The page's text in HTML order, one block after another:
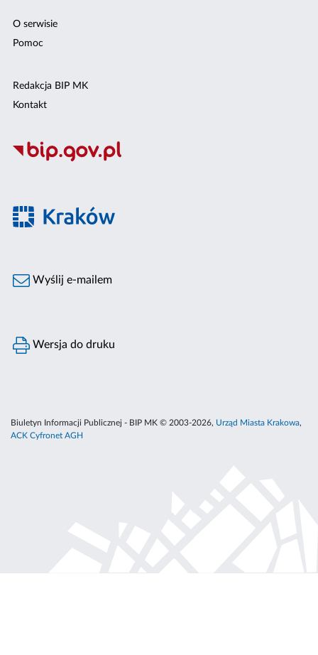
O serwisie
Pomoc
Redakcja BIP MK
Kontakt
Wyślij e-mailem
Wersja do druku
Biuletyn Informacji Publicznej - BIP MK © 2003-2026, Urząd Miasta Krakowa,
ACK Cyfronet AGH